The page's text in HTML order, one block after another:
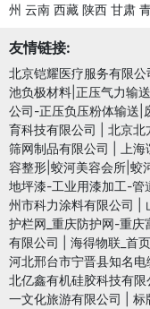
州 云南 西藏 陕西 甘肃
友情链接:
北京铠耀医疗服务有限公
池负极材料|正压气力输
公司-正压负压粉体输送|
育科技有限公司
北京北
筛网制品有限公司
上
容整形|蛟河美容会所|蛟
地坪漆-工业用漆加工-管
州市科力涂料有限公司
护栏网_重庆防护网-重庆
有限公司
海得物联_首页
河北邢台市宁晋县知名电
北亿鑫有机硅胶科技有限
一文化旅游有限公司
标